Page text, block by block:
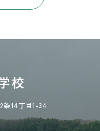
条14丁目1-34